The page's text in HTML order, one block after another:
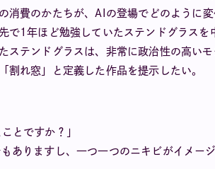
消費のかたちが、AIの登場でどのように
で1年ほど勉強していたステンドグラス
ステンドグラスは、非常に政治性の高い
割れ窓」と定義した作品を提示したい。
とですか？」
りますし、一つ一つのニキビがイメー